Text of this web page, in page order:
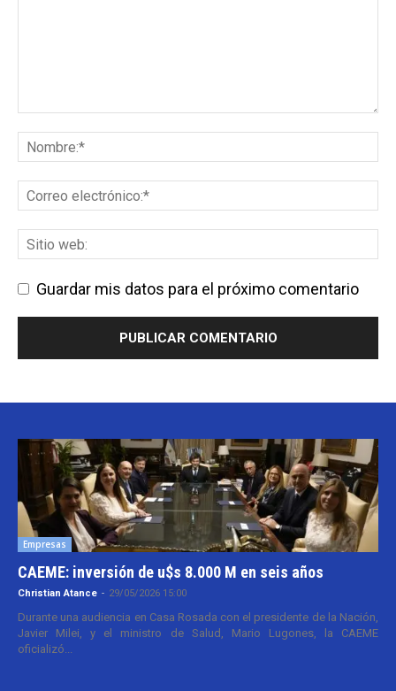
Guardar mis datos para el próximo comentario
Empresas
CAEME: inversión de u$s 8.000 M en seis años
Christian Atance - 29/05/2026 15:00
Durante una audiencia en Casa Rosada con el presidente de la Nación,
Javier Milei, y el ministro de Salud, Mario Lugones, la CAEME
oficializó...